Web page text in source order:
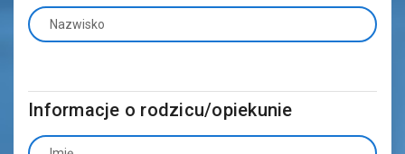
Nazwisko
Informacje o rodzicu/opiekunie